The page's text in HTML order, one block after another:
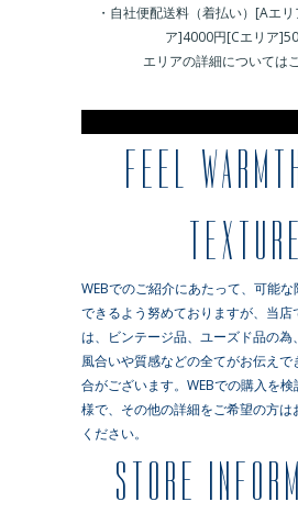
・自社便配送料（着払い）[Aエ
ア]4000円[Cエリア
エリアの詳細については
FEEL
TEXTURE
WEBでのご紹介にあたって、可能な
できるよう努めておりますが、当店
は、ビンテージ品、ユーズド品の
風合いや質感などの全てがお伝え
合がございます。WEBでの購入を
様で、その他の詳細をご希望の方
ください。
STORE